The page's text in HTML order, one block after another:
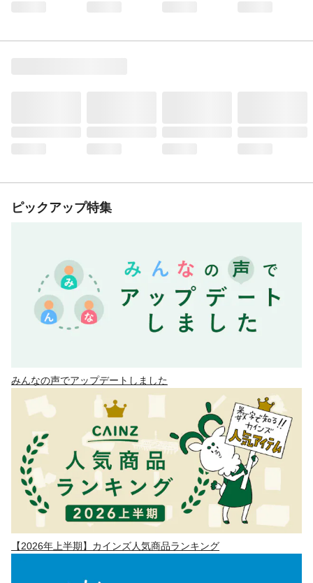
ピックアップ特集
みんなの声でアップデートしました
【2026年上半期】カインズ人気商品ランキング